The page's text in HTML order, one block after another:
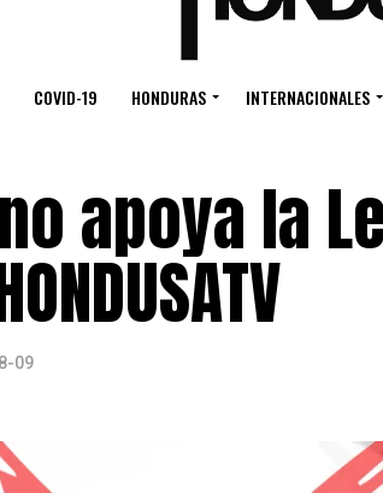
COVID-19 HONDURAS INTERNACIONALES
apoya la
09